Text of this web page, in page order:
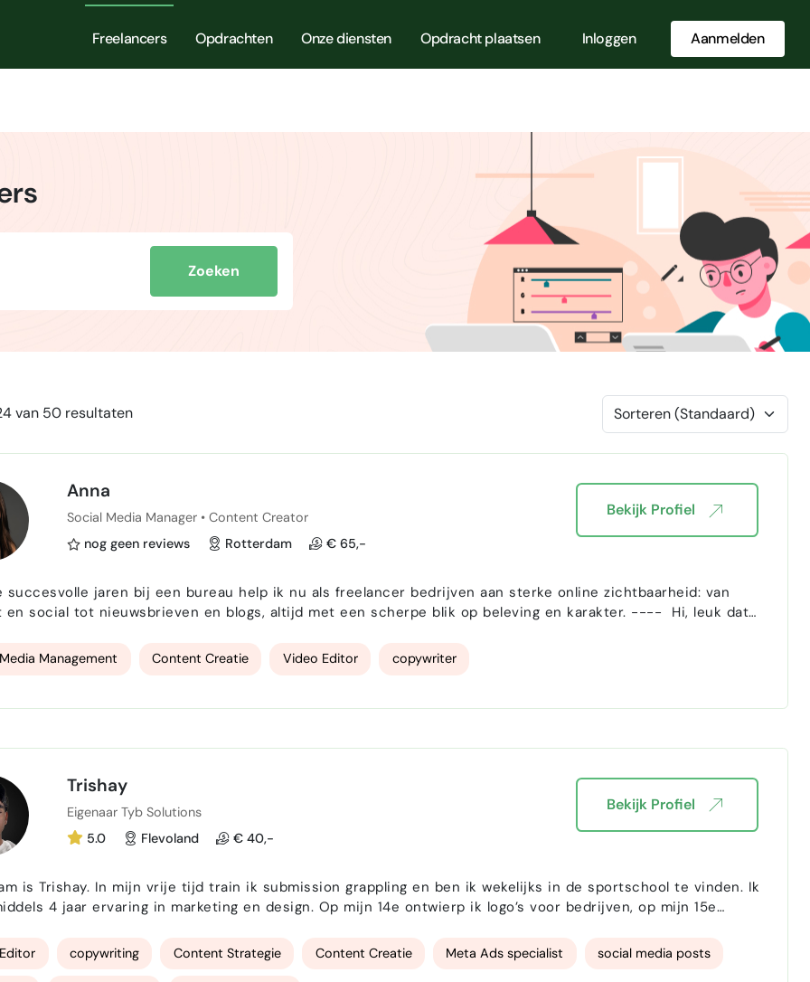
Freelancers Opdrachten Onze diensten Opdracht plaatsen Inloggen Aanmelden
Zoeken
van 50 resultaten
Anna
Social Media Manager • Content Creator
nog geen reviews
Rotterdam € 65,-
succesvolle jaren bij een bureau help ik nu als freelancer bedrijven aan sterke online zichtbaarheid: van
social tot nieuwsbrieven en blogs, altijd met een scherpe blik op beleving en karakter. ---- Hi, leuk dat
schrijven, tot een video editen, t…
Management Content Creatie Video Editor copywriter
Bekijk Profiel
Trishay
Eigenaar Tyb Solutions
5.0
Flevoland € 40,-
is Trishay. In mijn vrije tijd train ik submission grappling en ben ik wekelijks in de sportschool te vinden. Ik
4 jaar ervaring in marketing en design. Op mijn 14e ontwierp ik logo’s voor bedrijven, op mijn 15e
maken van video‑content voor bedr…
copywriting Content Strategie Content Creatie Meta Ads specialist social media posts
Bekijk Profiel